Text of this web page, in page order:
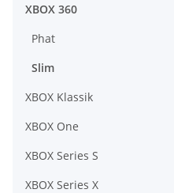
XBOX 360
Phat
Slim
XBOX Klassik
XBOX One
XBOX Series S
XBOX Series X